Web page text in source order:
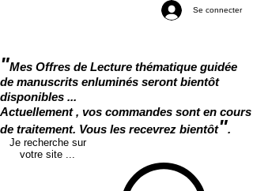
Se connecter
"Mes Offres de Lecture thématique guidée
de manuscrits enluminés seront bientôt
disponibles ...
Actuellement , vos commandes sont en cours
de traitement. Vous les recevrez bientôt".
Je recherche sur
votre site ...